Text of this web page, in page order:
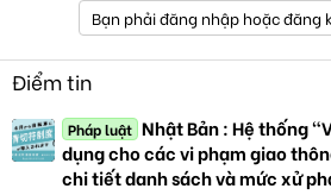
Bạn phải đăng nhập hoặc đăng
Điểm tin
Pháp luật Nhật Bản : Hệ thống
dụng cho các vi phạm giao
chi tiết danh sách và mức xử